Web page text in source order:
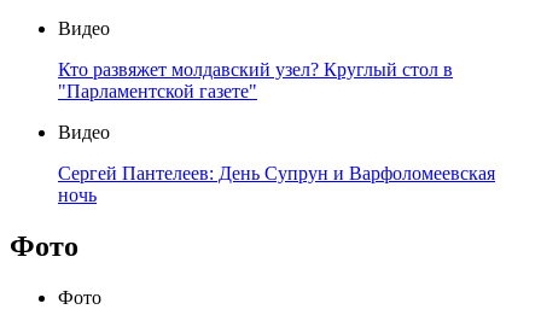
Видео
Кто развяжет молдавский узел? Круглый стол в
"Парламентской газете"
Видео
Сергей Пантелеев: День Супрун и Варфоломеевская
ночь
Фото
Фото